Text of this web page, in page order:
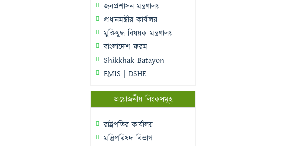
জনপ্রশাসন মন্ত্রণালয়
প্রধানমন্ত্রীর কার্যালয়
মুক্তিযুদ্ধ বিষয়ক মন্ত্রণালয়
বাংলাদেশ ফরম
Shikkhak Batayon
EMIS | DSHE
প্রয়োজনীয় লিংকসমূহ
রাষ্ট্রপতির কার্যালয়
মন্ত্রিপরিষদ বিভাগ